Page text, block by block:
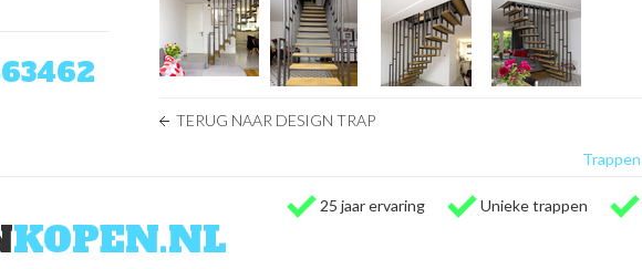
TERUG NAAR DESIGN TRAP
Trappen
KOPEN.NL
25 jaar ervaring Unieke trappen